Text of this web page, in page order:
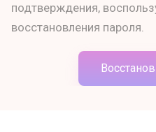
подтверждения,
восстановления пароля.